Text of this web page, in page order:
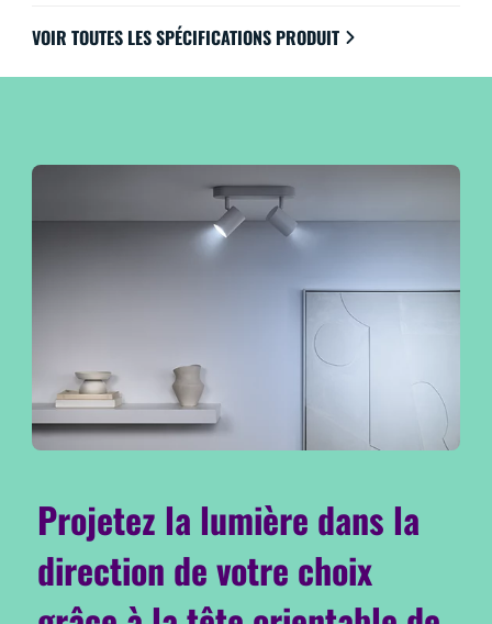
VOIR TOUTES LES SPÉCIFICATIONS PRODUIT
Projetez la lumière dans la
direction de votre choix